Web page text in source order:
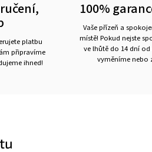
platbu
připravíme
ihned!
100%
Vaše přízeň a
místě! Pokud nejste
ve lhůtě do 14 dní
vyměníme nebo